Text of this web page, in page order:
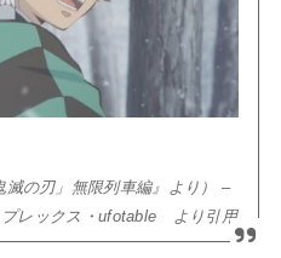
の刃」無限列車編』より） –
レックス・ufotable より引用